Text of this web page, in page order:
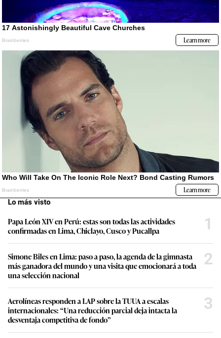
Lo más visto
Papa León XIV en Perú: estas son todas las actividades
confirmadas en Lima, Chiclayo, Cusco y Pucallpa
1
Simone Biles en Lima: paso a paso, la agenda de la gimnasta
más ganadora del mundo y una visita que emocionará a toda
una selección nacional
2
Aerolíneas responden a LAP sobre la TUUA a escalas
internacionales: “Una reducción parcial deja intacta la
desventaja competitiva de fondo”
3